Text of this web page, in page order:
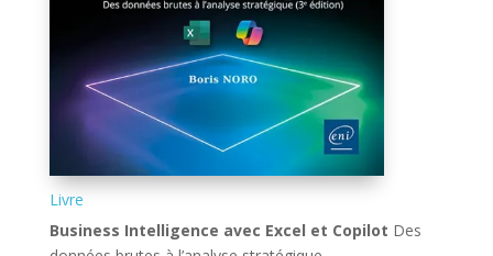
Livre
Business Intelligence avec Excel et Copilot Des